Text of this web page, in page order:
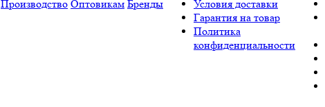
Производство Оптовикам Бренды
Условия доставки
Гарантия на товар
Политика
конфиденциальности